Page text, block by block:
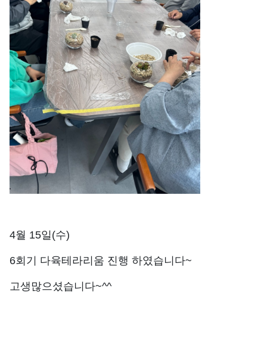
4월 15일(수)
6회기 다육테라리움 진행 하였습니다~
고생많으셨습니다~^^